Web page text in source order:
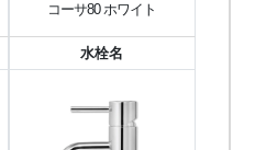
コーサ80 ホワイト
水栓名